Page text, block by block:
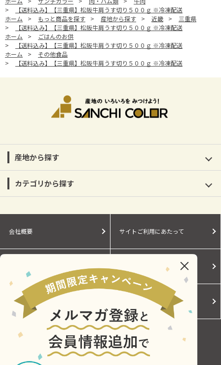
>
【送料込み】【三重県】松阪牛肩うす切り５００ｇ ※冷凍配送
ホーム
> もっと商品を探す > 産地から探す > 近畿 >
三重県
>
【送料込み】【三重県】松阪牛肩うす切り５００ｇ ※冷凍配送
ホーム
>
ごはんのお供
>
【送料込み】【三重県】松阪牛肩うす切り５００ｇ ※冷凍配送
ホーム
>
その他食品
>
【送料込み】【三重県】松阪牛肩うす切り５００ｇ ※冷凍配送
産地から探す
カテゴリから探す
会社概要 サイトご利用にあたって
Cookieポリシー ご利用規約
お問い合わせ